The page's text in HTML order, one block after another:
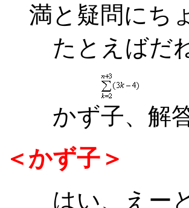
満と疑問にち
たとえばだ
かず子、解
＜かず子＞
はい、えー